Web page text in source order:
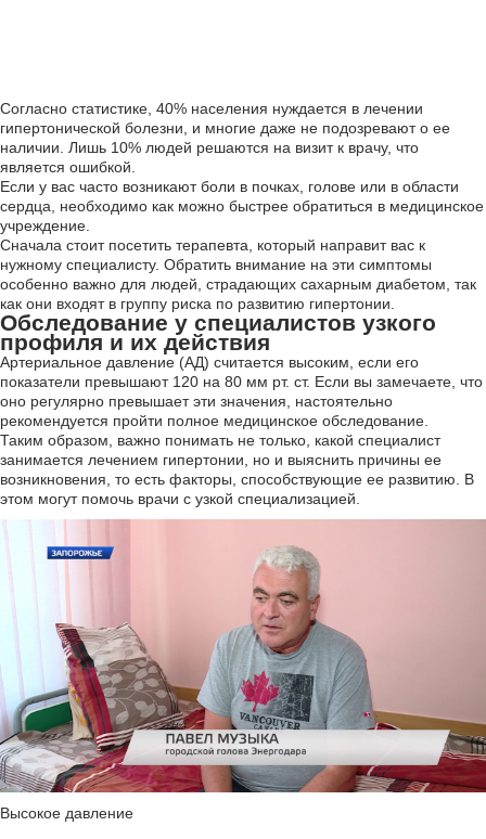
Согласно статистике, 40% населения нуждается в лечении
гипертонической болезни, и многие даже не подозревают о ее
наличии. Лишь 10% людей решаются на визит к врачу, что
является ошибкой.
Если у вас часто возникают боли в почках, голове или в области
сердца, необходимо как можно быстрее обратиться в медицинское
учреждение.
Сначала стоит посетить терапевта, который направит вас к
нужному специалисту. Обратить внимание на эти симптомы
особенно важно для людей, страдающих сахарным диабетом, так
как они входят в группу риска по развитию гипертонии.
Обследование у специалистов узкого
профиля и их действия
Артериальное давление (АД) считается высоким, если его
показатели превышают 120 на 80 мм рт. ст. Если вы замечаете, что
оно регулярно превышает эти значения, настоятельно
рекомендуется пройти полное медицинское обследование.
Таким образом, важно понимать не только, какой специалист
занимается лечением гипертонии, но и выяснить причины ее
возникновения, то есть факторы, способствующие ее развитию. В
этом могут помочь врачи с узкой специализацией.
Высокое давление